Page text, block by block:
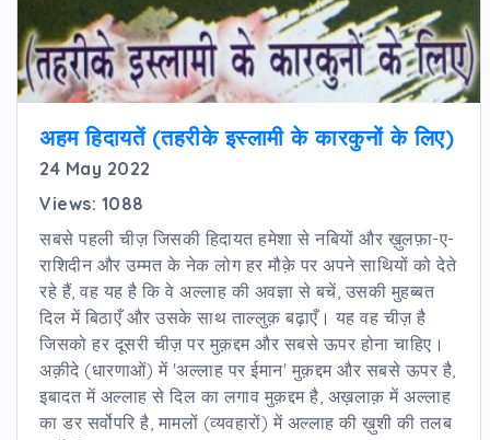
अहम हिदायतें (तहरीके इस्लामी के कारकुनों के लिए)
24 May 2022
Views: 1088
सबसे पहली चीज़ जिसकी हिदायत हमेशा से नबियों और ख़ुलफ़ा-ए-
राशिदीन और उम्मत के नेक लोग हर मौक़े पर अपने साथियों को देते
रहे हैं, वह यह है कि वे अल्लाह की अवज्ञा से बचें, उसकी मुहब्बत
दिल में बिठाएँ और उसके साथ ताल्लुक़ बढ़ाएँ। यह वह चीज़ है
जिसको हर दूसरी चीज़ पर मुक़द्दम और सबसे ऊपर होना चाहिए।
अक़ीदे (धारणाओं) में 'अल्लाह पर ईमान' मुक़द्दम और सबसे ऊपर है,
इबादत में अल्लाह से दिल का लगाव मुक़द्दम है, अख़लाक़ में अल्लाह
का डर सर्वोपरि है, मामलों (व्यवहारों) में अल्लाह की ख़ुशी की तलब